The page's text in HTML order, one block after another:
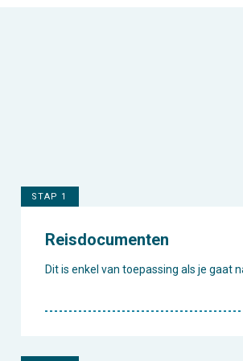
STAP 1
Reisdocumenten
Dit is enkel van toepassing als je gaat